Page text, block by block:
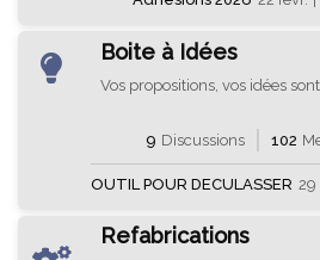
Boite à Idées
Vos propositions, vos idées
9 Discussions 102
OUTIL POUR DECULASSER
Refabrications